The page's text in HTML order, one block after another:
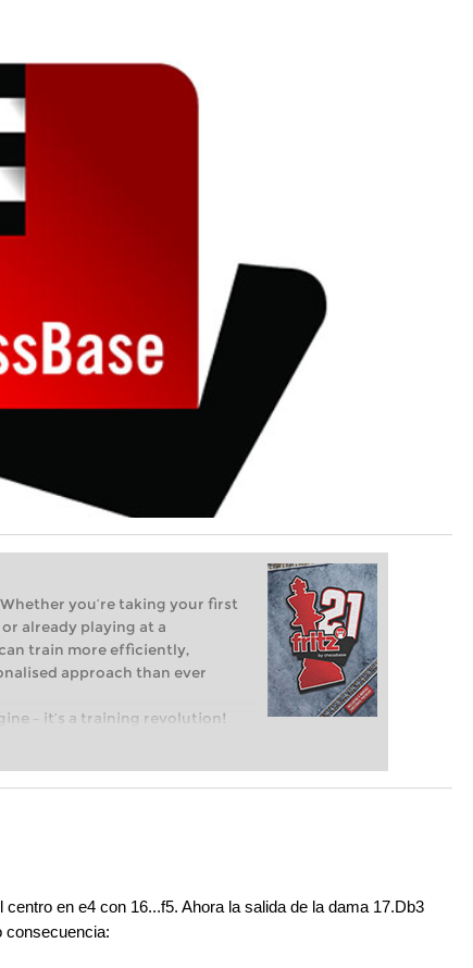
Whether you’re taking your first
already playing at a
train more efficiently,
approach than ever
– it’s a training revolution!
into the world of club chess,
a more personalised
en e4 con 16...f5. Ahora la salida de la dama 17.Db3
consecuencia: